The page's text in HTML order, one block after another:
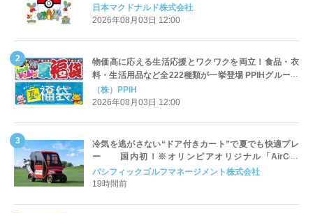
定登場
日本マクドナルド株式会社
2026年08月03日 12:00
物価高に応える生活応援とワクワクを両立！食品・衣
料・生活用品など全222種類が一挙登場 PPIHグループ
「夏福袋」＆セール 8月6日(木)より順次スタート
（株）PPIH
2026年08月03日 12:00
冷気を逃がさない“ドア付きカート”で夏でも快適プレ
ー 国内初！※オリンピアオリジナル「AirCon
Cart（エアコンカート）」導入 | ＰＧＭ
パシフィックゴルフマネージメント株式会社
19時間前